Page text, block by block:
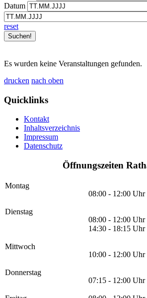
Datum
reset
Es wurden keine Veranstaltungen gefunden.
drucken nach oben
Quicklinks
Kontakt
Inhaltsverzeichnis
Impressum
Datenschutz
Öffnungszeiten
Montag
08:00 - 12:00 Uhr
Dienstag
08:00 - 12:00 Uhr
14:30 - 18:15 Uhr
Mittwoch
10:00 - 12:00 Uhr
Donnerstag
07:15 - 12:00 Uhr